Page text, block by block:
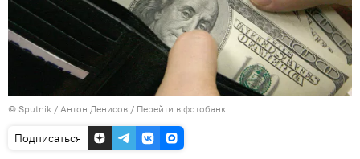
© Sputnik / Антон Денисов / Перейти в фотобанк
Подписаться